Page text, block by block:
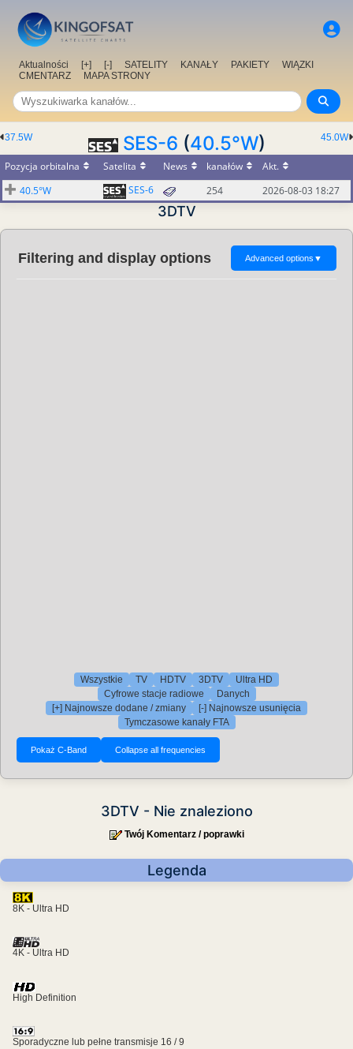
Aktualności [+] [-] SATELITY KANAŁY PAKIETY
WIĄZKI
CMENTARZ
MAPA STRONY
45.0W
37.5W SES-6 (40.5°W)
Pozycja orbitalna Satelita News kanałów
Akt.
40.5°W
SES-6 254 2026-08-03 18:27
3DTV
Filtering and display options Advanced options ▼
Wszystkie TV HDTV 3DTV
Ultra HD
Cyfrowe stacje radiowe
Danych
[+] Najnowsze dodane / zmiany
[-] Najnowsze usunięcia
Tymczasowe kanały FTA
3DTV - Nie znaleziono
Twój Komentarz / poprawki
Legenda
8K - Ultra HD
4K - Ultra HD
High Definition
Sporadyczne lub pełne transmisje 16 / 9